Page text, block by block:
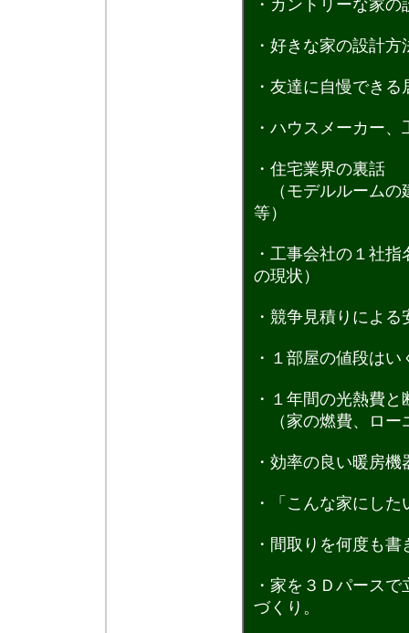
・カントリーな家の
・好きな家の設計方
・友達に自慢でき
・ハウスメーカー
・住宅業界の裏話
（モデルルームの
等）
・工事会社の１社
の現状）
・競争見積りによ
・１部屋の値段は
・１年間の光熱費
（家の燃費、ロー
・効率の良い暖房
・「こんな家にし
・間取りを何度も
・家を３Ｄパース
づくり。